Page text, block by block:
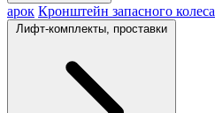
арок Кронштейн запасного колеса
Лифт-комплекты, проставки